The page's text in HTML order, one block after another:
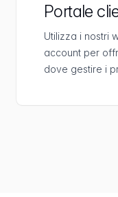
Portale
Utilizza i nostri
account per
dove gestire i